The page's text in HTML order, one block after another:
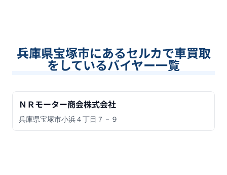
兵庫県宝塚市にあるセルカで車買取
をしているバイヤー一覧
ＮＲモーター商会株式会社
兵庫県宝塚市小浜４丁目７－９